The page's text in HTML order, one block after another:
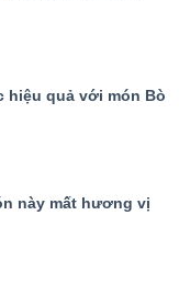
hiệu quả với món Bò
này mất hương vị